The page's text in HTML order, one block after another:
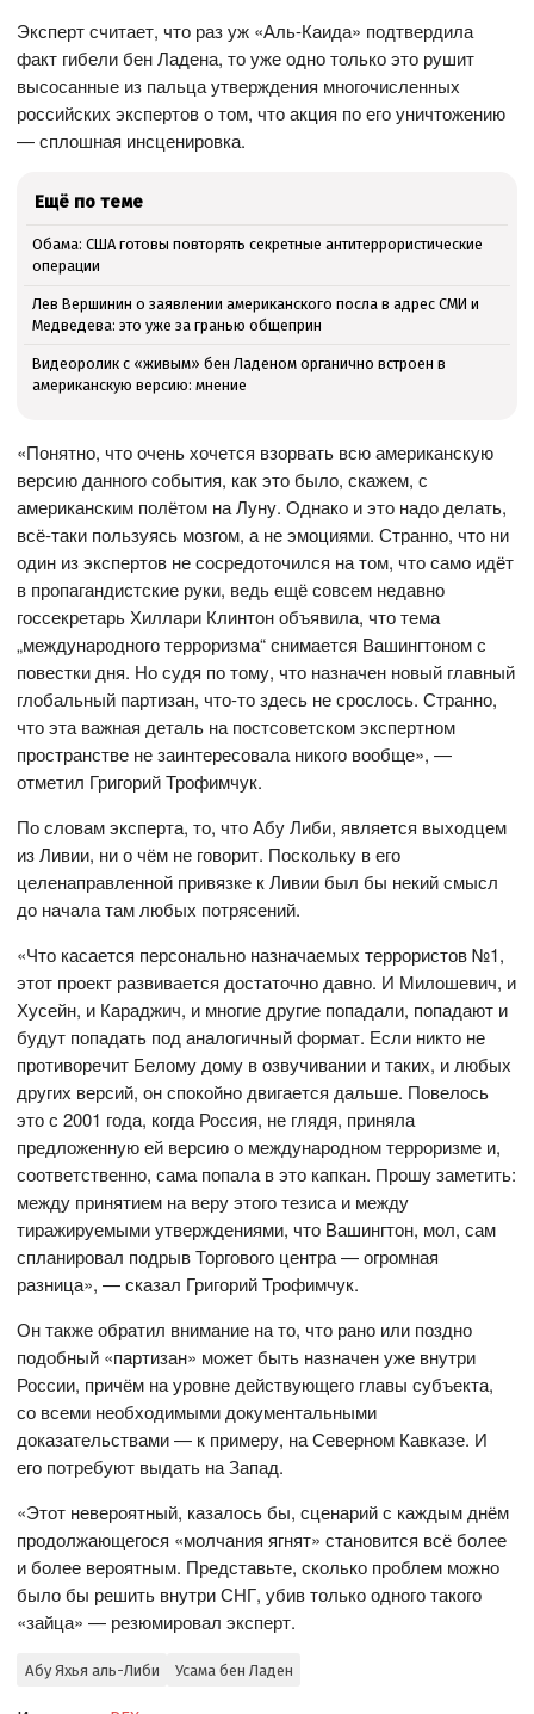
Эксперт считает, что раз уж «Аль-Каида» подтвердила
факт гибели бен Ладена, то уже одно только это рушит
высосанные из пальца утверждения многочисленных
российских экспертов о том, что акция по его уничтожению
— сплошная инсценировка.
Ещё по теме
Обама: США готовы повторять секретные антитеррористические
операции
Лев Вершинин о заявлении американского посла в адрес СМИ и
Медведева: это уже за гранью общеприн
Видеоролик с «живым» бен Ладеном органично встроен в
американскую версию: мнение
«Понятно, что очень хочется взорвать всю американскую
версию данного события, как это было, скажем, с
американским полётом на Луну. Однако и это надо делать,
всё-таки пользуясь мозгом, а не эмоциями. Странно, что ни
один из экспертов не сосредоточился на том, что само идёт
в пропагандистские руки, ведь ещё совсем недавно
госсекретарь Хиллари Клинтон объявила, что тема
„международного терроризма“ снимается Вашингтоном с
повестки дня. Но судя по тому, что назначен новый главный
глобальный партизан, что-то здесь не срослось. Странно,
что эта важная деталь на постсоветском экспертном
пространстве не заинтересовала никого вообще», —
отметил Григорий Трофимчук.
По словам эксперта, то, что Абу Либи, является выходцем
из Ливии, ни о чём не говорит. Поскольку в его
целенаправленной привязке к Ливии был бы некий смысл
до начала там любых потрясений.
«Что касается персонально назначаемых террористов №1,
этот проект развивается достаточно давно. И Милошевич, и
Хусейн, и Караджич, и многие другие попадали, попадают и
будут попадать под аналогичный формат. Если никто не
противоречит Белому дому в озвучивании и таких, и любых
других версий, он спокойно двигается дальше. Повелось
это с 2001 года, когда Россия, не глядя, приняла
предложенную ей версию о международном терроризме и,
соответственно, сама попала в это капкан. Прошу заметить:
между принятием на веру этого тезиса и между
тиражируемыми утверждениями, что Вашингтон, мол, сам
спланировал подрыв Торгового центра — огромная
разница», — сказал Григорий Трофимчук.
Он также обратил внимание на то, что рано или поздно
подобный «партизан» может быть назначен уже внутри
России, причём на уровне действующего главы субъекта,
со всеми необходимыми документальными
доказательствами — к примеру, на Северном Кавказе. И
его потребуют выдать на Запад.
«Этот невероятный, казалось бы, сценарий с каждым днём
продолжающегося «молчания ягнят» становится всё более
и более вероятным. Представьте, сколько проблем можно
было бы решить внутри СНГ, убив только одного такого
«зайца» — резюмировал эксперт.
Абу Яхья аль-Либи Усама бен Ладен